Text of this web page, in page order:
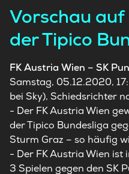
Vorschau auf
der Tipico
FK Austria Wien – SK
Samstag, 05.12.2020,
bei Sky), Schiedsrichter
- Der FK Austria Wien
der Tipico Bundesliga
Sturm Graz – so häufig
- Der FK Austria Wien ist
3 Spielen gegen den SK